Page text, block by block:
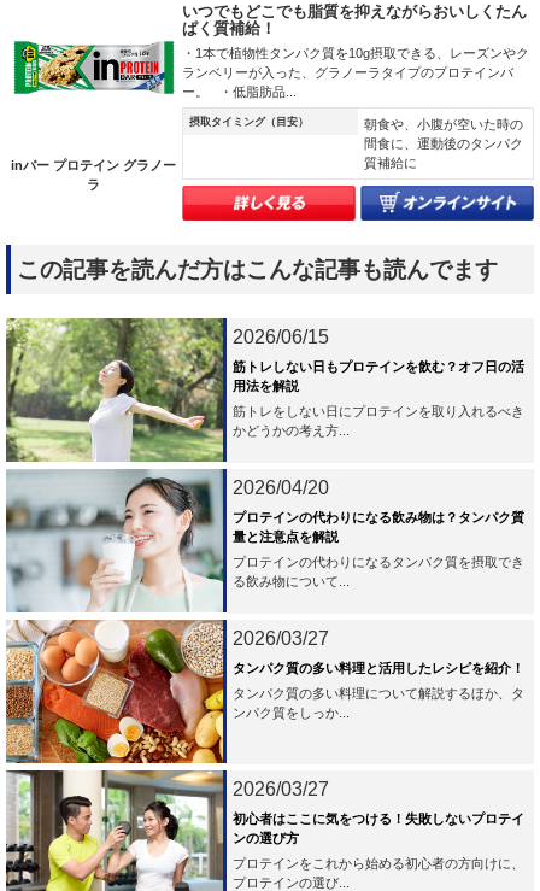
inバー プロテイン グラノー
ラ
いつでもどこでも脂質を抑えながらおいしくたん
ぱく質補給！
・1本で植物性タンパク質を10g摂取できる、レーズンやク
ランベリーが入った、グラノーラタイプのプロテインバ
ー。 ・低脂肪品...
摂取タイミング（目安）
朝食や、小腹が空いた時の
間食に、運動後のタンパク
質補給に
この記事を読んだ方はこんな記事も読んでます
2026/06/15
筋トレしない日もプロテインを飲む？オフ日の活
用法を解説
筋トレをしない日にプロテインを取り入れるべき
かどうかの考え方...
2026/04/20
プロテインの代わりになる飲み物は？タンパク質
量と注意点を解説
プロテインの代わりになるタンパク質を摂取でき
る飲み物について...
2026/03/27
タンパク質の多い料理と活用したレシピを紹介！
タンパク質の多い料理について解説するほか、タ
ンパク質をしっか...
2026/03/27
初心者はここに気をつける！失敗しないプロテイ
ンの選び方
プロテインをこれから始める初心者の方向けに、
プロテインの選び...